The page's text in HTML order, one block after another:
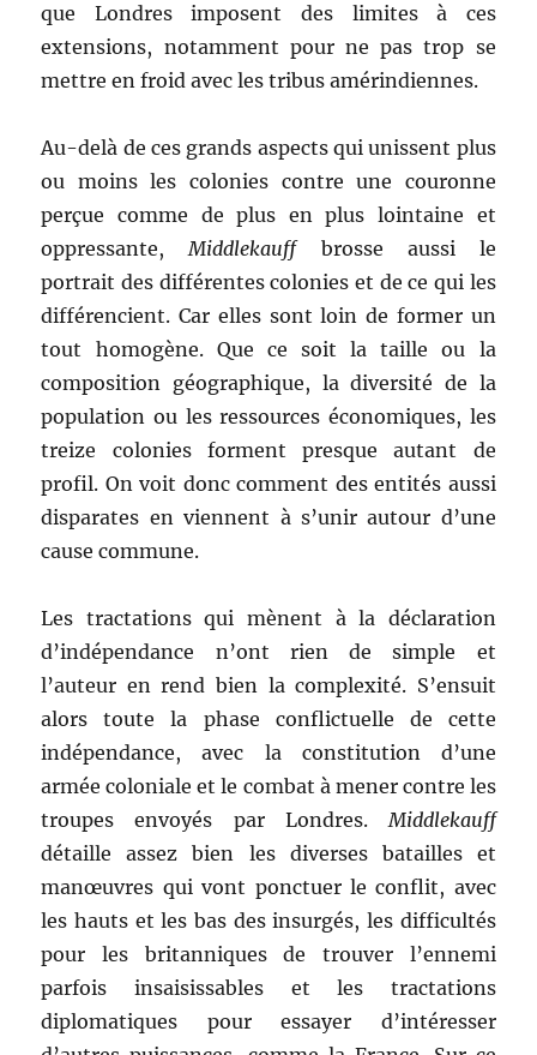
que Londres imposent des limites à ces
extensions, notamment pour ne pas trop se
mettre en froid avec les tribus amérindiennes.
Au-delà de ces grands aspects qui unissent plus
ou moins les colonies contre une couronne
perçue comme de plus en plus lointaine et
oppressante,Middlekauffbrosse aussi le
portrait des différentes colonies et de ce qui les
différencient. Car elles sont loin de former un
tout homogène. Que ce soit la taille ou la
composition géographique, la diversité de la
population ou les ressources économiques, les
treize colonies forment presque autant de
profil. On voit donc comment des entités aussi
disparates en viennent à s’unir autour d’une
cause commune.
Les tractations qui mènent à la déclaration
d’indépendance n’ont rien de simple et
l’auteur en rend bien la complexité. S’ensuit
alors toute la phase conflictuelle de cette
indépendance, avec la constitution d’une
armée coloniale et le combat à mener contre les
troupes envoyés par Londres.Middlekauff
détaille assez bien les diverses batailles et
manœuvres qui vont ponctuer le conflit, avec
les hauts et les bas des insurgés, les difficultés
pour les britanniques de trouver l’ennemi
parfois insaisissables et les tractations
diplomatiques pour essayer d’intéresser